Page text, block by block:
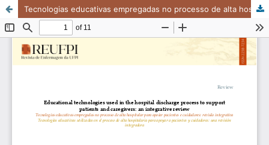
Tecnologias educativas empregadas no processo de alta hospitalar para apoiar pacientes e cuidadores: revisão integrativa